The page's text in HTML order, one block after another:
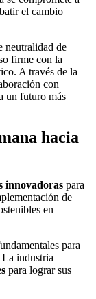
el cambio
neutralidad de
firme con la
A través de la
con
un futuro más
hacia
innovadoras para
de
en
para
La industria
para lograr sus